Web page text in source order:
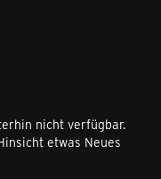
nicht verfügbar.
etwas Neues